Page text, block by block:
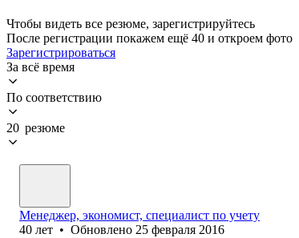
Чтобы видеть все резюме, зарегистрируйтесь
После регистрации покажем ещё 40 и откроем фото
Зарегистрироваться
За всё время
По соответствию
20 резюме
Менеджер, экономист, специалист по учету
40 лет • Обновлено 25 февраля 2016